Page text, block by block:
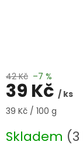
42 Kč –7 %
39 Kč / ks
Měrná
39 Kč / 100 g
Skladem (3